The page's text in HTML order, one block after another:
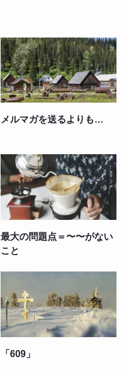
メルマガを送るよりも…
最大の問題点＝〜〜がない
こと
「609」